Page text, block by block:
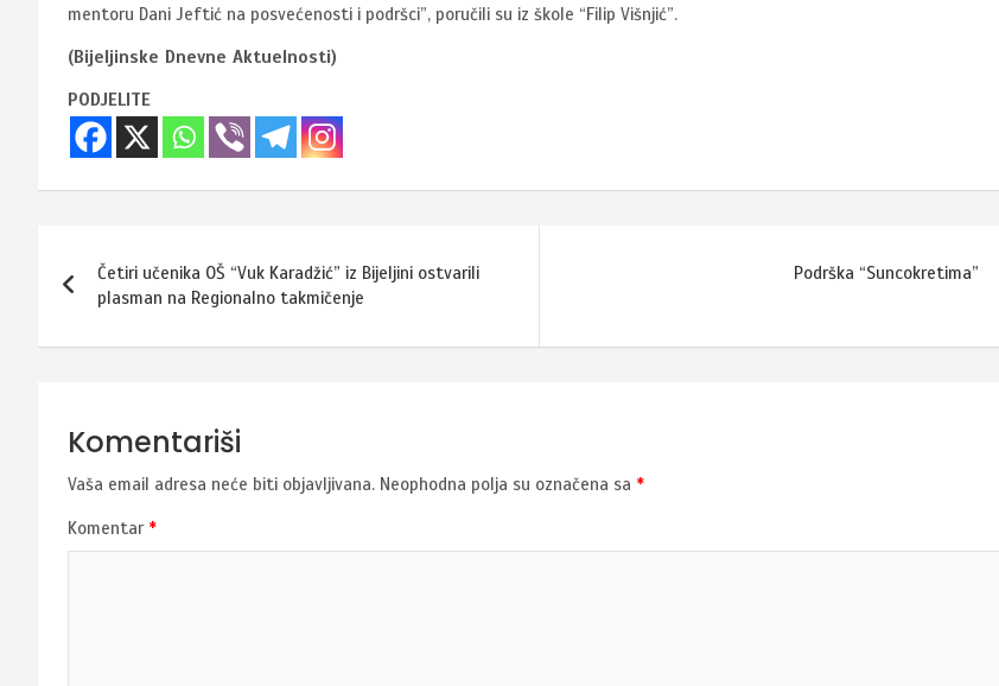
mentoru Dani Jeftić na posvećenosti i podršci”, poručili su iz škole “Filip Višnjić”.
(Bijeljinske Dnevne Aktuelnosti)
PODJELITE
Navigacija
članaka
Četiri učenika OŠ “Vuk Karadžić” iz Bijeljini ostvarili
plasman na Regionalno takmičenje
Podrška “Suncokretima”
Komentariši
Vaša email adresa neće biti objavljivana. Neophodna polja su označena sa *
Komentar *